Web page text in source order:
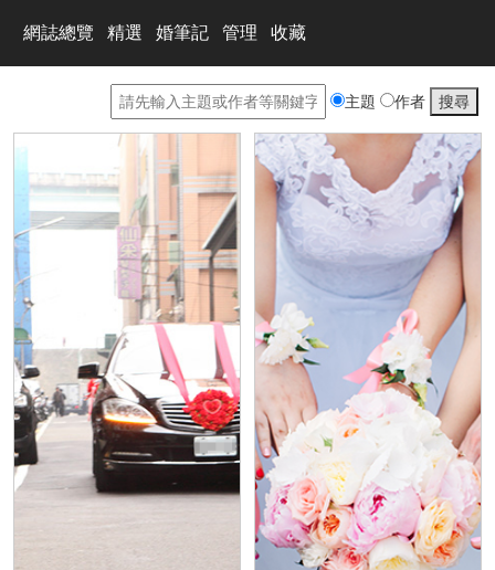
網誌總覽 精選 婚筆記 管理 收藏
主題 作者